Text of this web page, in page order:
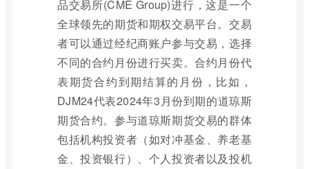
品交易所(CME Group)进行，这是一个
全球领先的期货和期权交易平台。交易
者可以通过经纪商账户参与交易，选择
不同的合约月份进行买卖。合约月份代
表期货合约到期结算的月份，比如，
DJM24代表2024年3月份到期的道琼斯
期货合约。参与道琼斯期货交易的群体
包括机构投资者（如对冲基金、养老基
金、投资银行）、个人投资者以及投机